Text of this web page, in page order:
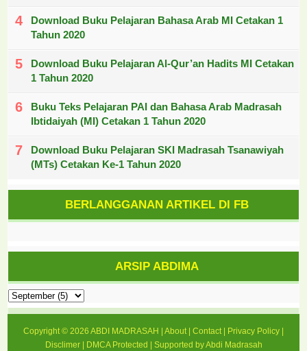
Download Buku Pelajaran Bahasa Arab MI Cetakan 1
Tahun 2020
Download Buku Pelajaran Al-Qur’an Hadits MI Cetakan
1 Tahun 2020
Buku Teks Pelajaran PAI dan Bahasa Arab Madrasah
Ibtidaiyah (MI) Cetakan 1 Tahun 2020
Download Buku Pelajaran SKI Madrasah Tsanawiyah
(MTs) Cetakan Ke-1 Tahun 2020
BERLANGGANAN ARTIKEL DI FB
ARSIP ABDIMA
Copyright © 2026 ABDI MADRASAH | About | Contact | Privacy Policy |
Disclimer| DMCA Protected | Supported byAbdi Madrasah